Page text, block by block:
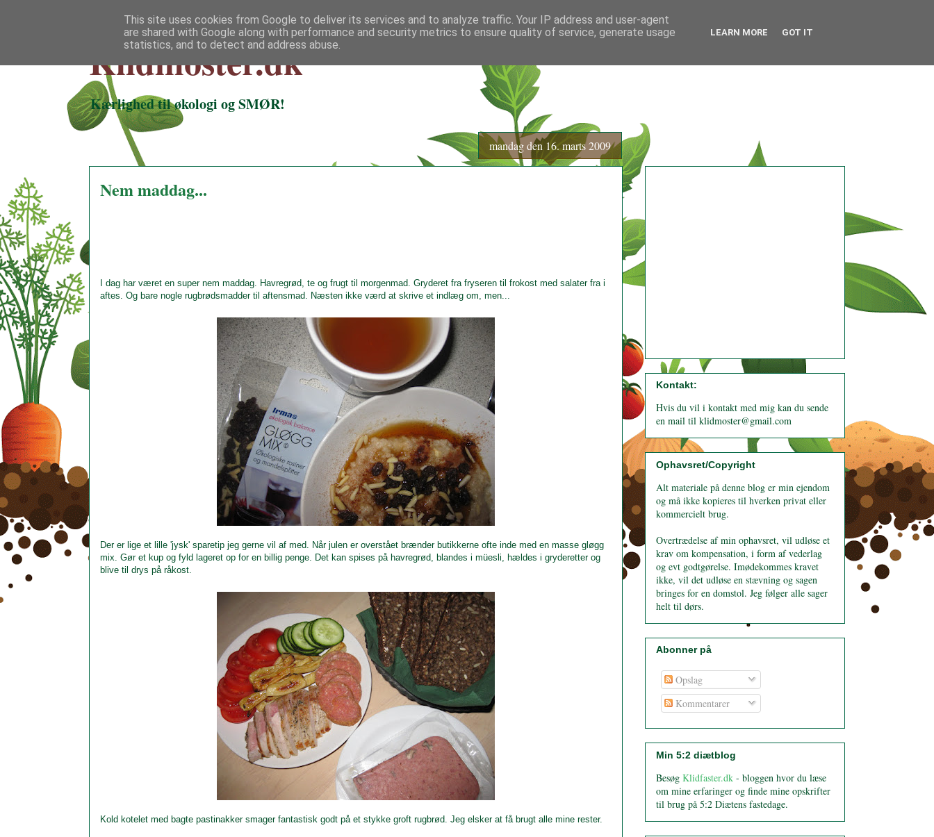
Klidmoster.dk
Kærlighed til økologi og SMØR!
mandag den 16. marts 2009
Nem maddag...
I dag har været en super nem maddag. Havregrød, te og frugt til morgenmad. Gryderet fra fryseren til frokost med salater fra i
aftes. Og bare nogle rugbrødsmadder til aftensmad. Næsten ikke værd at skrive et indlæg om, men...
Der er lige et lille 'jysk' sparetip jeg gerne vil af med. Når julen er overstået brænder butikkerne ofte inde med en masse gløgg
mix. Gør et kup og fyld lageret op for en billig penge. Det kan spises på havregrød, blandes i müesli, hældes i gryderetter og
blive til drys på råkost.
Kold kotelet med bagte pastinakker smager fantastisk godt på et stykke groft rugbrød. Jeg elsker at få brugt alle mine rester.
Kontakt:
Hvis du vil i kontakt med mig kan du sende
en mail til klidmoster@gmail.com
Ophavsret/Copyright
Alt materiale på denne blog er min ejendom
og må ikke kopieres til hverken privat eller
kommercielt brug.
Overtrædelse af min ophavsret, vil udløse et
krav om kompensation, i form af vederlag
og evt godtgørelse. Imødekommes kravet
ikke, vil det udløse en stævning og sagen
bringes for en domstol. Jeg følger alle sager
helt til dørs.
Abonner på
Opslag
Kommentarer
Min 5:2 diætblog
Besøg Klidfaster.dk - bloggen hvor du læse
om mine erfaringer og finde mine opskrifter
til brug på 5:2 Diætens fastedage.
This site uses cookies from Google to deliver its services and to analyze traffic. Your IP address and user-agent
are shared with Google along with performance and security metrics to ensure quality of service, generate usage
statistics, and to detect and address abuse.
LEARN MORE GOT IT